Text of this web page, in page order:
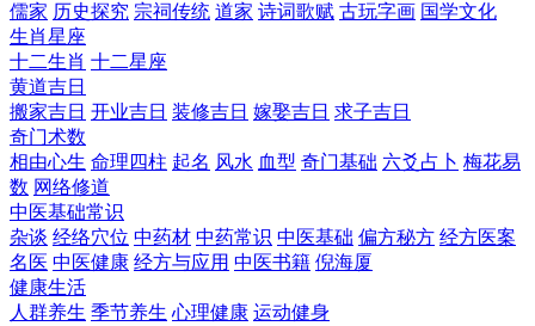
儒家 历史探究 宗祠传统 道家 诗词歌赋 古玩字画 国学文化
生肖星座
十二生肖 十二星座
黄道吉日
搬家吉日 开业吉日 装修吉日 嫁娶吉日 求子吉日
奇门术数
相由心生 命理四柱 起名 风水 血型 奇门基础 六爻占卜 梅花易
数 网络修道
中医基础常识
杂谈 经络穴位 中药材 中药常识 中医基础 偏方秘方 经方医案
名医 中医健康 经方与应用 中医书籍 倪海厦
健康生活
人群养生 季节养生 心理健康 运动健身